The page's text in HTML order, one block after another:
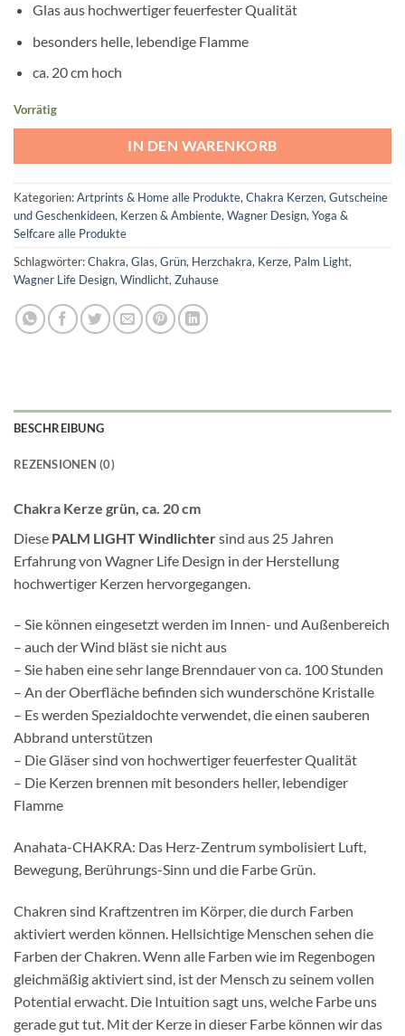
Glas aus hochwertiger feuerfester Qualität
besonders helle, lebendige Flamme
ca. 20 cm hoch
Vorrätig
IN DEN WARENKORB
Kategorien:Artprints & Home alle Produkte, Chakra Kerzen, Gutscheine
und Geschenkideen, Kerzen & Ambiente, Wagner Design, Yoga &
Selfcare alle Produkte
Schlagwörter:Chakra, Glas, Grün, Herzchakra, Kerze, Palm Light,
Wagner Life Design, Windlicht, Zuhause
BESCHREIBUNG
REZENSIONEN (0)
Chakra Kerze grün, ca. 20 cm
Diese PALM LIGHT Windlichtersind aus 25 Jahren
Erfahrung von Wagner Life Design in der Herstellung
hochwertiger Kerzen hervorgegangen.
– Sie können eingesetzt werden im Innen- und Außenbereich
– auch der Wind bläst sie nicht aus
– Sie haben eine sehr lange Brenndauer von ca. 100 Stunden
– An der Oberfläche befinden sich wunderschöne Kristalle
– Es werden Spezialdochte verwendet, die einen sauberen
Abbrand unterstützen
– Die Gläser sind von hochwertiger feuerfester Qualität
– Die Kerzen brennen mit besonders heller, lebendiger
Flamme
Anahata-CHAKRA: Das Herz-Zentrum symbolisiert Luft,
Bewegung, Berührungs-Sinn und die Farbe Grün.
Chakren sind Kraftzentren im Körper, die durch Farben
aktiviert werden können. Hellsichtige Menschen sehen die
Farben der Chakren. Wenn alle Farben wie im Regenbogen
gleichmäßig aktiviert sind, ist der Mensch zu seinem vollen
Potential erwacht. Die Intuition sagt uns, welche Farbe uns
gerade gut tut. Mit der Kerze in dieser Farbe können wir das